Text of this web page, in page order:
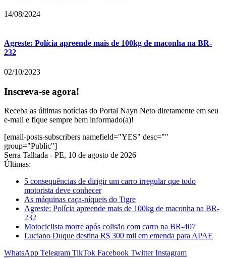
14/08/2024
Agreste: Polícia apreende mais de 100kg de maconha na BR-
232
02/10/2023
Inscreva-se agora!
Receba as últimas notícias do Portal Nayn Neto diretamente em seu
e-mail e fique sempre bem informado(a)!
[email-posts-subscribers namefield="YES" desc=""
group="Public"]
Serra Talhada - PE, 10 de agosto de 2026
Últimas:
5 consequências de dirigir um carro irregular que todo
motorista deve conhecer
As máquinas caça-níqueis do Tigre
Agreste: Polícia apreende mais de 100kg de maconha na BR-
232
Motociclista morre após colisão com carro na BR-407
Luciano Duque destina R$ 300 mil em emenda para APAE
WhatsApp Telegram TikTok Facebook Twitter Instagram